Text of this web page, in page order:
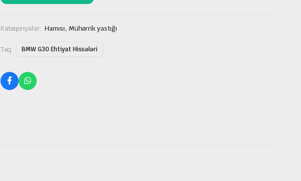
Kateqoriyalar: Hamısı, Mühərrik yastığı
Teq: BMW G30 Ehtiyat Hissələri